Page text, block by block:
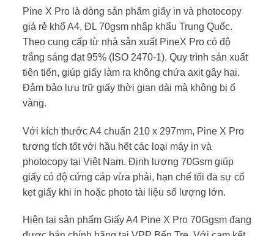
Pine X Pro là dòng sản phẩm giấy in và photocopy
giá rẻ khổ A4, ĐL 70gsm nhập khẩu Trung Quốc.
Theo cung cấp từ nhà sản xuất PineX Pro có độ
trắng sáng đạt 95% (ISO 2470-1). Quy trình sản xuất
tiên tiến, giúp giấy làm ra không chứa axit gây hại.
Đảm bảo lưu trữ giấy thời gian dài mà không bị ố
vàng.
Với kích thước A4 chuẩn 210 x 297mm, Pine X Pro
tương tích tốt với hầu hết các loại máy in và
photocopy tại Việt Nam. Định lượng 70Gsm giúp
giấy có độ cứng cáp vừa phải, hạn chế tối đa sự cố
kẹt giấy khi in hoặc photo tài liệu số lượng lớn.
Hiện tại sản phẩm Giấy A4 Pine X Pro 70Ggsm đang